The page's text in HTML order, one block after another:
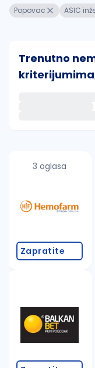
Popovac ASIC
Trenutno
proverite
promenite
3 oglasa
Zapratite